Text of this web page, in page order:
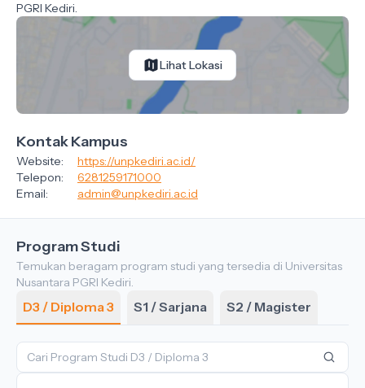
PGRI Kediri.
Lihat Lokasi
Kontak Kampus
Website:
https://unpkediri.ac.id/
Telepon:
6281259171000
Email:
admin@unpkediri.ac.id
Program Studi
Temukan beragam program studi yang tersedia di Universitas
Nusantara PGRI Kediri.
D3 / Diploma 3 S1 / Sarjana S2 / Magister